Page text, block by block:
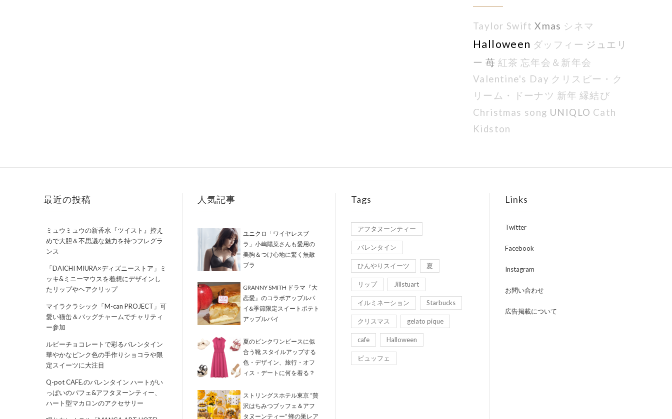
Taylor Swift Xmas シネマ
Halloween ダッフィー ジュエリ
ー 苺 紅茶 忘年会＆新年会
Valentine's Day クリスピー・ク
リーム・ドーナツ 新年 縁結び
Christmas song UNIQLO Cath
Kidston
最近の投稿
ミュウミュウの新香水『ツイスト』控え
めで大胆＆不思議な魅力を持つフレグラ
ンス
「DAICHI MIURA×ディズニーストア」ミ
ッキ&ミニーマウスを着想にデザインし
たリップやヘアクリップ
マイラクラシック「M-can PROJECT」可
愛い猫缶＆バッグチャームでチャリティ
ー参加
ルビーチョコレートで彩るバレンタイン
華やかなピンク色の手作りショコラや限
定スイーツに大注目
Q-pot CAFE.のバレンタイン ハートがい
っぱいのパフェ&アフタヌーンティー、
ハート型マカロンのアクセサリー
人気記事
ユニクロ「ワイヤレスブ
ラ」小嶋陽菜さんも愛用の
美胸＆つけ心地に驚く無敵
ブラ
GRANNY SMITH ドラマ『大
恋愛』のコラボアップルパ
イ&季節限定スイートポテト
アップルパイ
夏のピンクワンピースに似
合う靴 スタイルアップする
色・デザイン、旅行・オフ
ィス・デートに何を着る？
ストリングスホテル東京 “贅
沢はちみつブッフェ＆アフ
タヌーンティー” 蜂の巣レア
Tags
アフタヌーンティー
バレンタイン
ひんやりスイーツ 夏
リップ Jillstuart
イルミネーション Starbucks
クリスマス gelato pique
cafe Halloween
ビュッフェ
Links
Twitter
Facebook
Instagram
お問い合わせ
広告掲載について